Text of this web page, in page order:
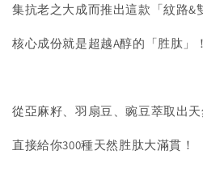
集抗老之大成而推出這款「紋路&
核心成份就是超越A醇的「胜肽」！
從亞麻籽、羽扇豆、豌豆萃取出
直接給你300種天然胜肽大滿貫！